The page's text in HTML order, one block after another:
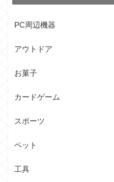
PC周辺機器
アウトドア
お菓子
カードゲーム
スポーツ
ペット
工具